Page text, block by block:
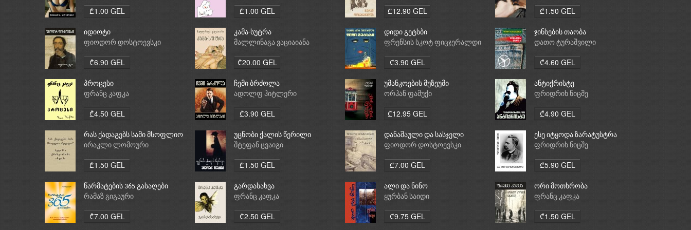
₾1.00 GEL ₾1.00 GEL ₾12.90 GEL ₾1.50 GEL
იდიოტი
ფიოდორ დოსტოევსკი
₾6.90 GEL
კამა-სუტრა
მალლინაგა ვაციაიანა
₾20.00 GEL
დიდი გეტსბი
ფრენსის სკოტ ფიცჯერალდი
₾3.90 GEL
ჯინსების თაობა
დათო ტურაშვილი
₾4.60 GEL
პროცესი
ფრანც კაფკა
₾4.50 GEL
ჩემი ბრძოლა
ადოლფ ჰიტლერი
₾3.90 GEL
უმანკოების მუზეუმი
ორჰან ფამუქი
₾12.95 GEL
ანტიქრისტე
ფრიდრიხ ნიცშე
₾4.90 GEL
რას ქადაგებს სამი მსოფლიო
რელიგია: ბუდიზმი,
ირაკლი ლომოური
₾1.50 GEL
უცნობი ქალის წერილი
შტეფან ცვაიგი
₾1.50 GEL
დანაშაული და სასჯელი
ფიოდორ დოსტოევსკი
₾7.00 GEL
ესე იტყოდა ზარატუსტრა
ფრიდრიხ ნიცშე
₾5.90 GEL
წარმატების 365 გასაღები
რამაზ გიგაური
₾7.00 GEL
გარდასახვა
ფრანც კაფკა
₾2.50 GEL
ალი და ნინო
ყურბან საიდი
₾9.75 GEL
ორი მოთხრობა
ფრანც კაფკა
₾1.50 GEL